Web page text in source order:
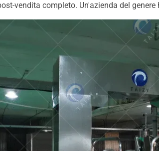
vendita completo. Un'azienda del